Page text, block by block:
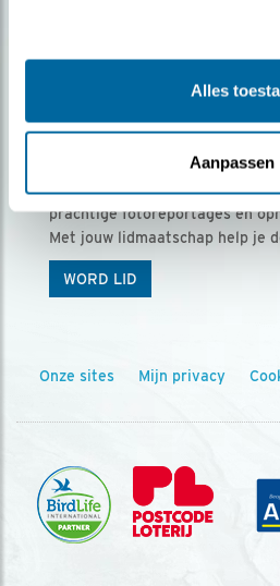
Alles
Aanpassen
Ontvang 5 x Vogels
Vogels is het tijdschrift voor
prachtige fotoreportages en
Met jouw lidmaatschap help je
WORD LID
Onze sites Mijn privacy